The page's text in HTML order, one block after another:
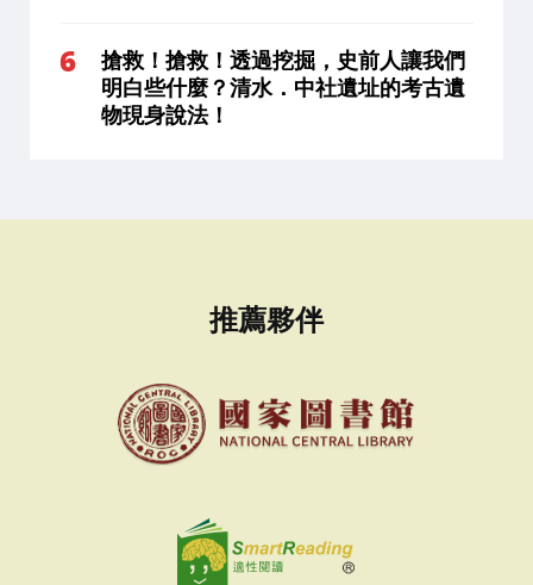
搶救！搶救！透過挖掘，史前人讓我們
明白些什麼？清水．中社遺址的考古遺
物現身說法！
推薦夥伴